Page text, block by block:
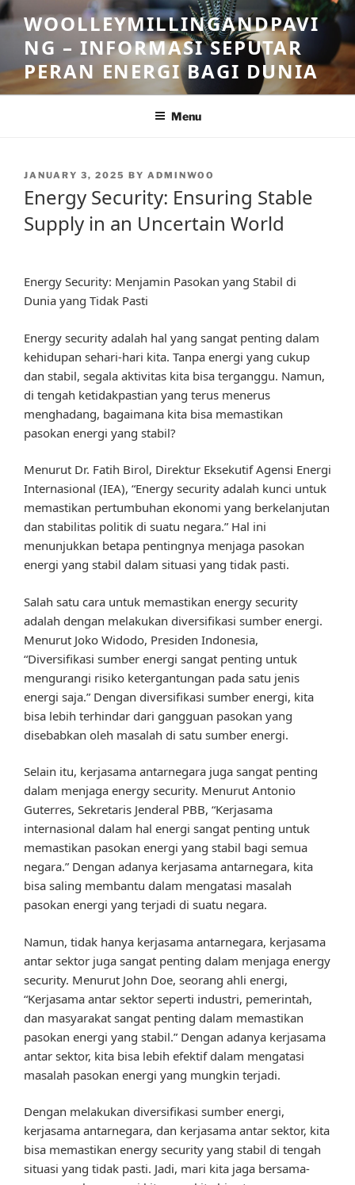
Skip
to
content
WOOLLEYMILLINGANDPAVI
NG – INFORMASI SEPUTAR
PERAN ENERGI BAGI DUNIA
Menu
POSTED
JANUARY 3, 2025 BY ADMINWOO
Energy Security: Ensuring Stable
Supply in an Uncertain World
Energy Security: Menjamin Pasokan yang Stabil di
Dunia yang Tidak Pasti
Energy security adalah hal yang sangat penting dalam
kehidupan sehari-hari kita. Tanpa energi yang cukup
dan stabil, segala aktivitas kita bisa terganggu. Namun,
di tengah ketidakpastian yang terus menerus
menghadang, bagaimana kita bisa memastikan
pasokan energi yang stabil?
Menurut Dr. Fatih Birol, Direktur Eksekutif Agensi Energi
Internasional (IEA), “Energy security adalah kunci untuk
memastikan pertumbuhan ekonomi yang berkelanjutan
dan stabilitas politik di suatu negara.” Hal ini
menunjukkan betapa pentingnya menjaga pasokan
energi yang stabil dalam situasi yang tidak pasti.
Salah satu cara untuk memastikan energy security
adalah dengan melakukan diversifikasi sumber energi.
Menurut Joko Widodo, Presiden Indonesia,
“Diversifikasi sumber energi sangat penting untuk
mengurangi risiko ketergantungan pada satu jenis
energi saja.” Dengan diversifikasi sumber energi, kita
bisa lebih terhindar dari gangguan pasokan yang
disebabkan oleh masalah di satu sumber energi.
Selain itu, kerjasama antarnegara juga sangat penting
dalam menjaga energy security. Menurut Antonio
Guterres, Sekretaris Jenderal PBB, “Kerjasama
internasional dalam hal energi sangat penting untuk
memastikan pasokan energi yang stabil bagi semua
negara.” Dengan adanya kerjasama antarnegara, kita
bisa saling membantu dalam mengatasi masalah
pasokan energi yang terjadi di suatu negara.
Namun, tidak hanya kerjasama antarnegara, kerjasama
antar sektor juga sangat penting dalam menjaga energy
security. Menurut John Doe, seorang ahli energi,
“Kerjasama antar sektor seperti industri, pemerintah,
dan masyarakat sangat penting dalam memastikan
pasokan energi yang stabil.” Dengan adanya kerjasama
antar sektor, kita bisa lebih efektif dalam mengatasi
masalah pasokan energi yang mungkin terjadi.
Dengan melakukan diversifikasi sumber energi,
kerjasama antarnegara, dan kerjasama antar sektor, kita
bisa memastikan energy security yang stabil di tengah
situasi yang tidak pasti. Jadi, mari kita jaga bersama-